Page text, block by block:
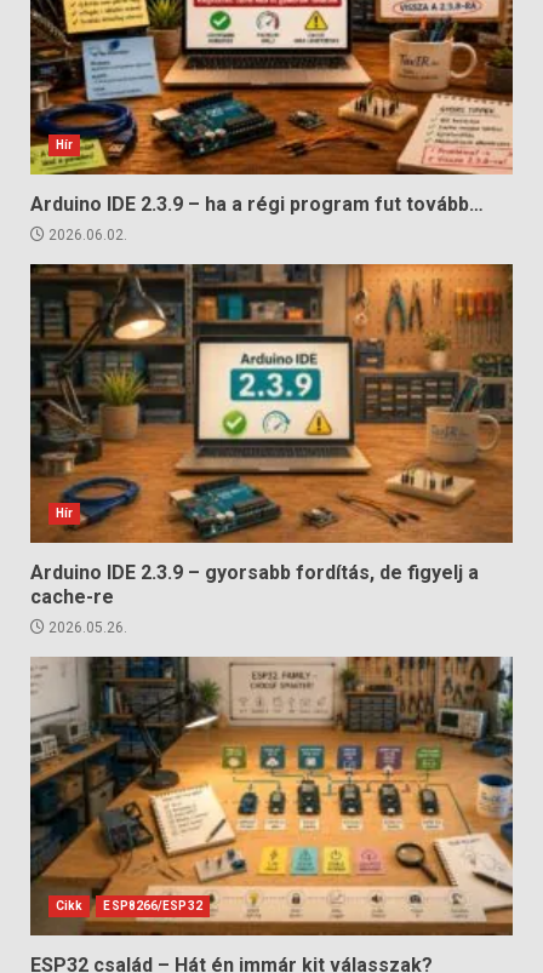
Hír
Arduino IDE 2.3.9 – ha a régi program fut tovább…
2026.06.02.
Hír
Arduino IDE 2.3.9 – gyorsabb fordítás, de figyelj a
cache-re
2026.05.26.
Cikk ESP8266/ESP32
ESP32 család – Hát én immár kit válasszak?